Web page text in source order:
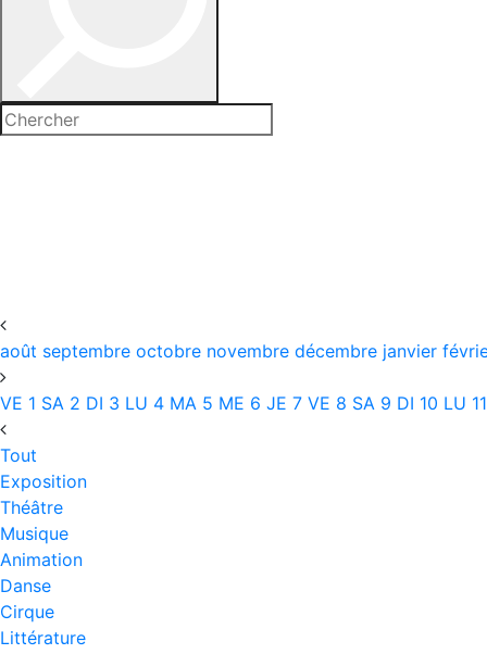
août septembre octobre novembre décembre janvier
VE 1 SA 2 DI 3 LU 4 MA 5 ME 6 JE 7 VE 8 SA 9 DI 10 LU 11
Tout
Exposition
Théâtre
Musique
Animation
Danse
Cirque
Littérature